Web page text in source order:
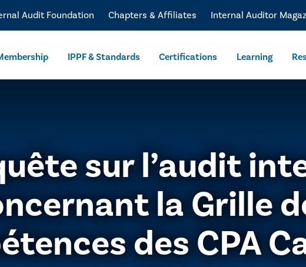
IPPF & Standards Certifications Learning
Audit Foundation Chapters & Affiliates Internal Auditor
sur l’audit
la Grille
des CPA